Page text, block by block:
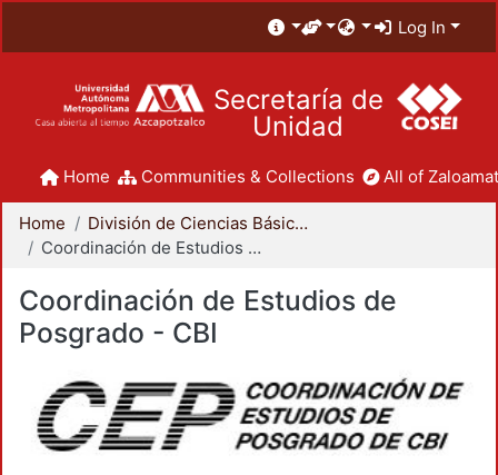
Log In
Secretaría de
Unidad
Home Communities & Collections All of
Home
División de Ciencias Básicas e Ingeniería
Coordinación de Estudios de Posgrado - CBI
Coordinación de Estudios de
Posgrado - CBI